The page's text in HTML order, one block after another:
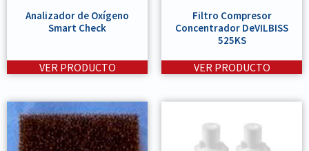
Analizador de Oxígeno
Smart Check
VER PRODUCTO
Filtro Compresor
Concentrador DeVILBISS
525KS
VER PRODUCTO